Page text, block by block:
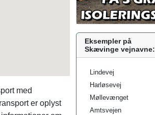
med
er oplyst
Eksempler på
Skævinge vejnavne:
Lindevej
Harløsevej
Møllevænget
Amtsvejen